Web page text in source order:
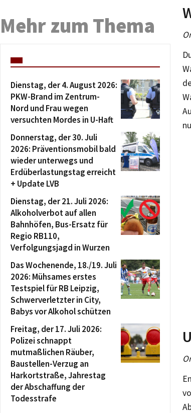
Mehr zum Thema
Dienstag, der 4. August 2026:
PKW-Brand im Zentrum-
Nord und Frau wegen
versuchten Mordes in U-Haft
Donnerstag, der 30. Juli
2026: Präventionsmobil bald
wieder unterwegs und
Erdüberlastungstag erreicht
+ Update LVB
Dienstag, der 21. Juli 2026:
Alkoholverbot auf allen
Bahnhöfen, Bus-Ersatz für
Regio RB110,
Verfolgungsjagd in Wurzen
Das Wochenende, 18./19. Juli
2026: Mühsames erstes
Testspiel für RB Leipzig,
Schwerverletzter in City,
Babys vor Alkohol schützen
Freitag, der 17. Juli 2026:
Polizei schnappt
mutmaßlichen Räuber,
Baustellen-Verzug an
Harkortstraße, Jahrestag
der Abschaffung der
Todesstrafe